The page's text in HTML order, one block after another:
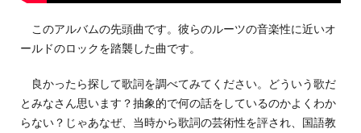
このアルバムの先頭曲です。彼らのルーツの音楽性に近いオ
ールドのロックを踏襲した曲です。
良かったら探して歌詞を調べてみてください。どういう歌だ
とみなさん思います？抽象的で何の話をしているのかよくわか
らない？じゃあなぜ、当時から歌詞の芸術性を評され、国語教